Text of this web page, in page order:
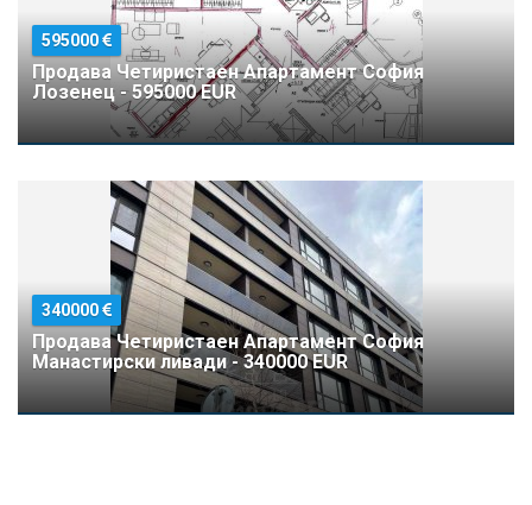
595000
Продава Четиристаен Апартамент София
Лозенец - 595000 EUR
340000
Продава Четиристаен Апартамент София
Манастирски ливади - 340000 EUR